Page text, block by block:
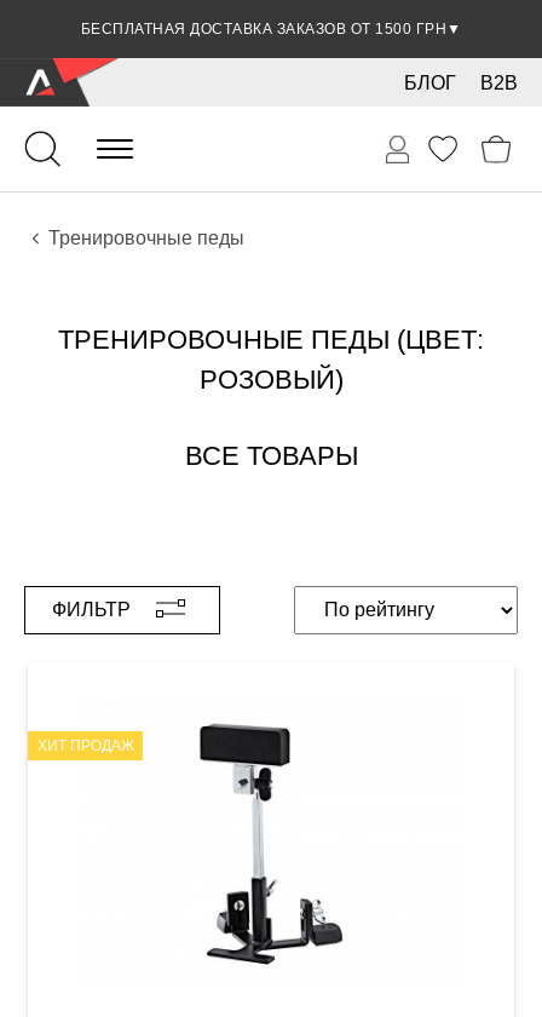
БЕСПЛАТНАЯ ДОСТАВКА ЗАКАЗОВ ОТ 1500 ГРН ▼
СКИДКА 5% ПРИ ОПЛАТЕ БАНКОВСКОЙ КАРТОЧКОЙ
B2B
БЛОГ
Ударные
Тарелки
Аксессуары
Тренировочные педы
ТРЕНИРОВОЧНЫЕ ПЕДЫ (ЦВЕТ:
РОЗОВЫЙ)
ВСЕ ТОВАРЫ
ФИЛЬТР
ХИТ ПРОДАЖ